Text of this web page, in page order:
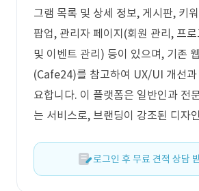
그램 목록 및 상세 정보, 게시판, 키
팝업, 관리자 페이지(회원 관리, 프로
및 이벤트 관리) 등이 있으며, 기존
(Cafe24)를 참고하여 UX/UI 개선과
요합니다. 이 플랫폼은 일반인과 전
는 서비스로, 브랜딩이 강조된 디자
로그인 후 무료 견적 상담